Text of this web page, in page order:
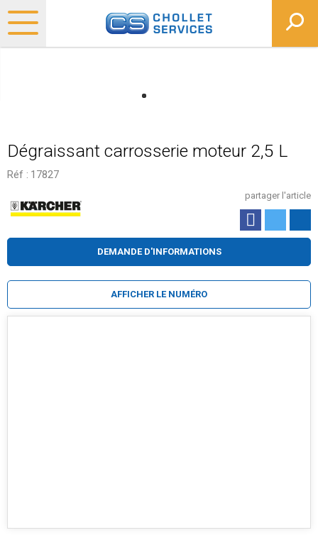
Dégraissant carrosserie moteur 2,5 L
Réf : 17827
partager l'article
DEMANDE D'INFORMATIONS
AFFICHER LE NUMÉRO